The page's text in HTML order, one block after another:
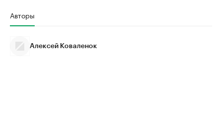
Авторы
Алексей Коваленок